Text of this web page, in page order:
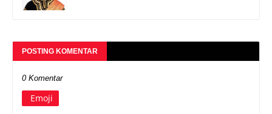
POSTING KOMENTAR
0 Komentar
Emoji